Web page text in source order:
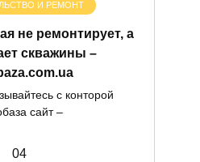
И РЕМОНТ
не ремонтирует, а
скважины –
с конторой
сайт –
04